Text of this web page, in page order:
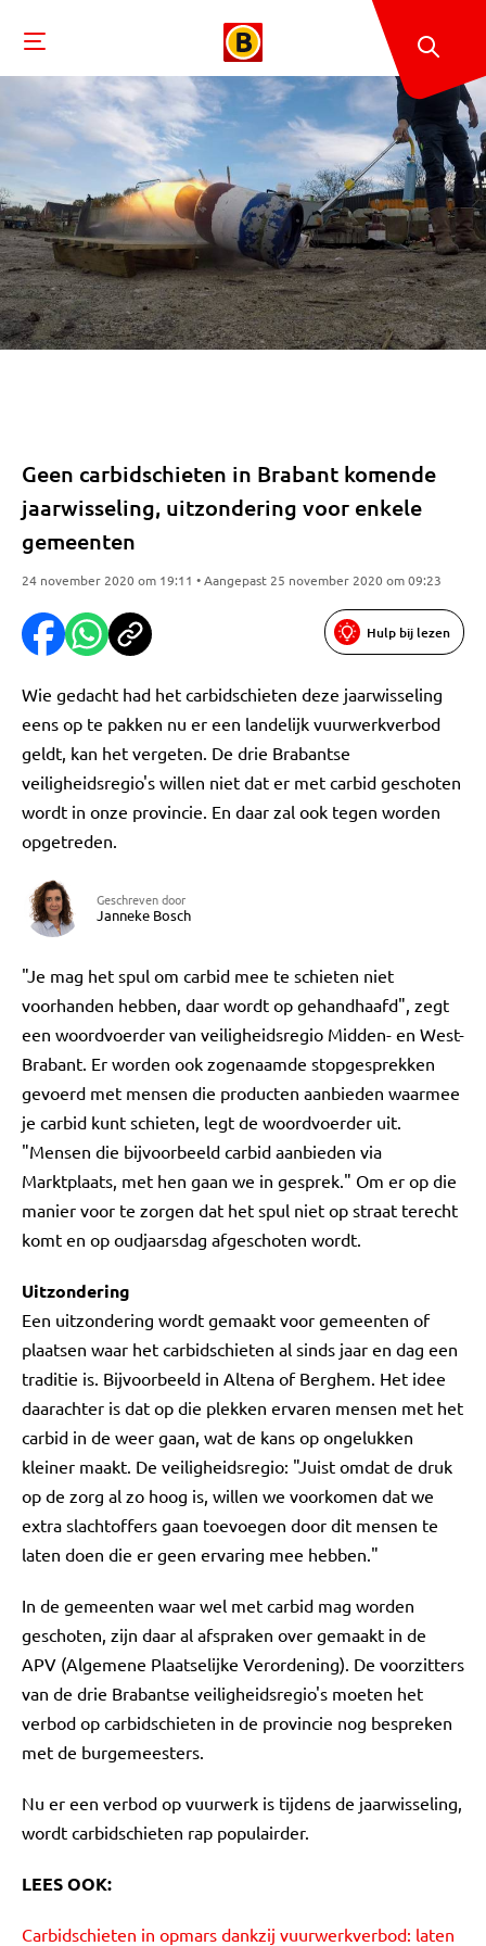
Geen carbidschieten in Brabant komende
jaarwisseling, uitzondering voor enkele
gemeenten
24 november 2020 om 19:11 • Aangepast 25 november 2020 om 09:23
Hulp bij lezen
Wie gedacht had het carbidschieten deze jaarwisseling
eens op te pakken nu er een landelijk vuurwerkverbod
geldt, kan het vergeten. De drie Brabantse
veiligheidsregio's willen niet dat er met carbid geschoten
wordt in onze provincie. En daar zal ook tegen worden
opgetreden.
Geschreven door
Janneke Bosch
"Je mag het spul om carbid mee te schieten niet
voorhanden hebben, daar wordt op gehandhaafd", zegt
een woordvoerder van veiligheidsregio Midden- en West-
Brabant. Er worden ook zogenaamde stopgesprekken
gevoerd met mensen die producten aanbieden waarmee
je carbid kunt schieten, legt de woordvoerder uit.
"Mensen die bijvoorbeeld carbid aanbieden via
Marktplaats, met hen gaan we in gesprek." Om er op die
manier voor te zorgen dat het spul niet op straat terecht
komt en op oudjaarsdag afgeschoten wordt.
Uitzondering
Een uitzondering wordt gemaakt voor gemeenten of
plaatsen waar het carbidschieten al sinds jaar en dag een
traditie is. Bijvoorbeeld in Altena of Berghem. Het idee
daarachter is dat op die plekken ervaren mensen met het
carbid in de weer gaan, wat de kans op ongelukken
kleiner maakt. De veiligheidsregio: "Juist omdat de druk
op de zorg al zo hoog is, willen we voorkomen dat we
extra slachtoffers gaan toevoegen door dit mensen te
laten doen die er geen ervaring mee hebben."
In de gemeenten waar wel met carbid mag worden
geschoten, zijn daar al afspraken over gemaakt in de
APV (Algemene Plaatselijke Verordening). De voorzitters
van de drie Brabantse veiligheidsregio's moeten het
verbod op carbidschieten in de provincie nog bespreken
met de burgemeesters.
Nu er een verbod op vuurwerk is tijdens de jaarwisseling,
wordt carbidschieten rap populairder.
LEES OOK:
Carbidschieten in opmars dankzij vuurwerkverbod: laten